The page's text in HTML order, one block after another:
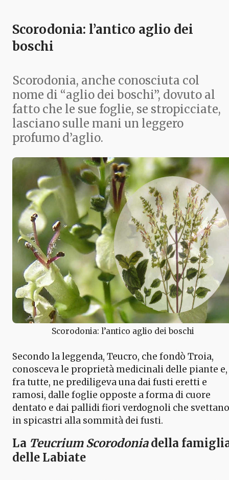
Scorodonia: l’antico aglio dei
boschi
Scorodonia, anche conosciuta col
nome di “aglio dei boschi”, dovuto al
fatto che le sue foglie, se stropicciate,
lasciano sulle mani un leggero
profumo d’aglio.
Scorodonia: l’antico aglio dei boschi
Secondo la leggenda, Teucro, che fondò Troia,
conosceva le proprietà medicinali delle piante e,
fra tutte, ne prediligeva una dai fusti eretti e
ramosi, dalle foglie opposte a forma di cuore
dentato e dai pallidi fiori verdognoli che svettano
in spicastri alla sommità dei fusti.
La Teucrium Scorodoniadella
delle Labiate